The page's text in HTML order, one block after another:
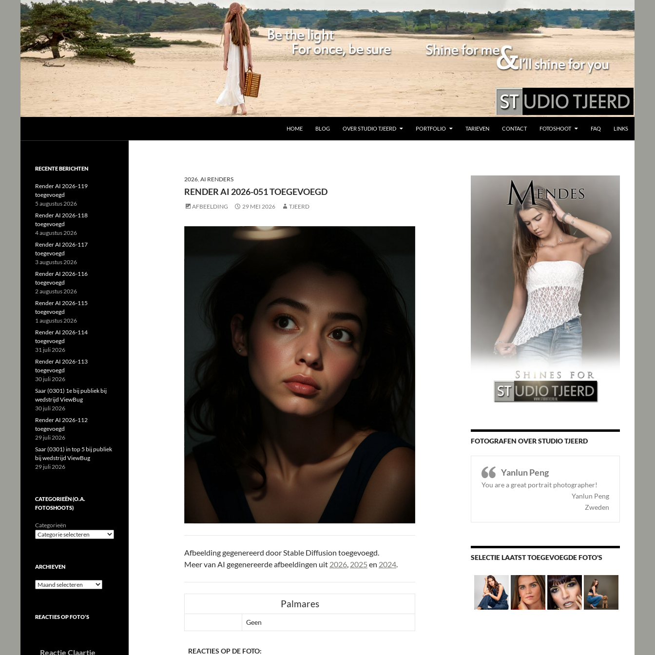
HOME
BLOG OVER STUDIO TJEERD PORTFOLIO TARIEVEN CONTACT FOTOSHOOT FAQ LINKS
2026, AI RENDERS
RENDER AI 2026-051 TOEGEVOEGD
AFBEELDING 29 MEI 2026 TJEERD
Afbeelding gegenereerd door Stable Diffusion toegevoegd.
Meer van AI gegenereerde afbeeldingen uit 2026 2025 en 2024
Palmares
Geen
REACTIES OP DE FOTO:
FOTOGRAFEN OVER STUDIO TJEERD
Yanlun Peng
You are a great portrait photographer!
Yanlun Peng
Zweden
SELECTIE LAATST TOEGEVOEGDE FOTO'S
RECENTE BERICHTEN
Render AI 2026-119
toegevoegd
5 augustus 2026
Render AI 2026-118
toegevoegd
4 augustus 2026
Render AI 2026-117
toegevoegd
3 augustus 2026
Render AI 2026-116
toegevoegd
2 augustus 2026
Render AI 2026-115
toegevoegd
1 augustus 2026
Render AI 2026-114
toegevoegd
31 juli 2026
Render AI 2026-113
toegevoegd
30 juli 2026
Saar (0301) 1e bij publiek bij
wedstrijd ViewBug
30 juli 2026
Render AI 2026-112
toegevoegd
29 juli 2026
Saar (0301) in top 5 bij publiek
bij wedstrijd ViewBug
29 juli 2026
CATEGORIEËN (O.A.
FOTOSHOOTS)
Categorieën
ARCHIEVEN
Archieven
REACTIES OP FOTO’S
Reactie Claartje